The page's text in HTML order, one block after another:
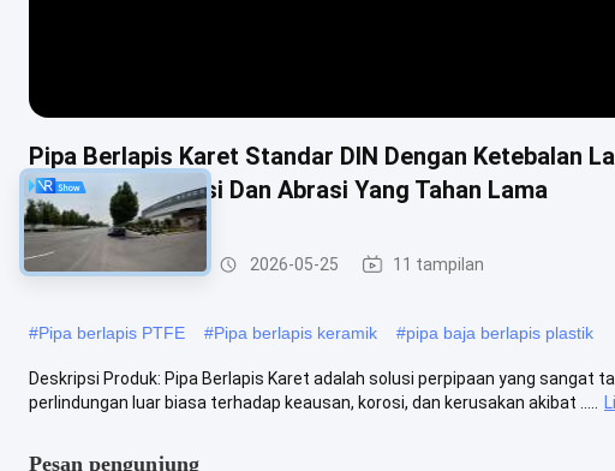
Pipa Berlapis Karet Standar DIN Dengan Ketebalan
Ketahanan Korosi Dan Abrasi Yang Tahan Lama
Pipa berlapis karet 2026-05-25 11 tampilan
#Pipa berlapis PTFE #Pipa berlapis keramik #pipa baja berlapis plastik
Deskripsi Produk: Pipa Berlapis Karet adalah solusi perpipaan yang sangat
perlindungan luar biasa terhadap keausan, korosi, dan kerusakan akibat .....
Pesan pengunjung